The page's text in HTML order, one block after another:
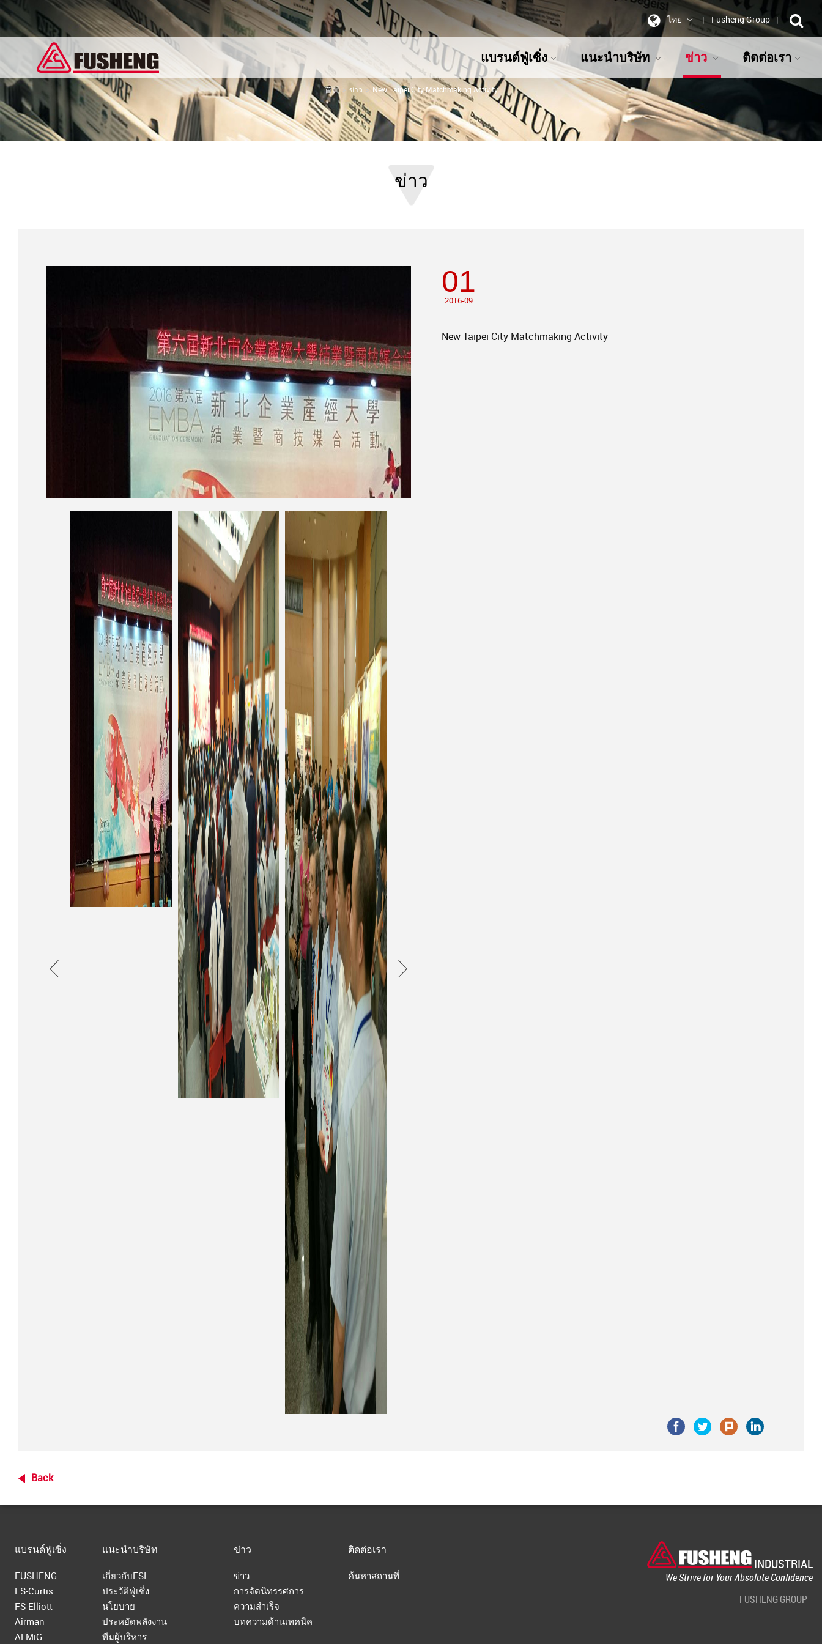
ไทย Fusheng Group
แบรนด์ฟู่เซิ่ง แนะนำบริษัท ข่าว ติดต่อเรา
首頁 ข่าว New Taipei City Matchmaking Activity
ข่าว
01
2016-09
New Taipei City Matchmaking Activity
Back
แบรนด์ฟู่เซิ่ง
FUSHENG
FS-Curtis
FS-Elliott
Airman
ALMiG
แนะนำบริษัท
เกี่ยวกับFSI
ประวัติฟู่เซิ่ง
นโยบาย
ประหยัดพลังงาน
ทีมผู้บริหาร
ข่าว
ข่าว
การจัดนิทรรศการ
ความสำเร็จ
บทความด้านเทคนิค
ติดต่อเรา
ค้นหาสถานที่
INDUSTRIAL
We Strive for Your Absolute Confidence
FUSHENG GROUP